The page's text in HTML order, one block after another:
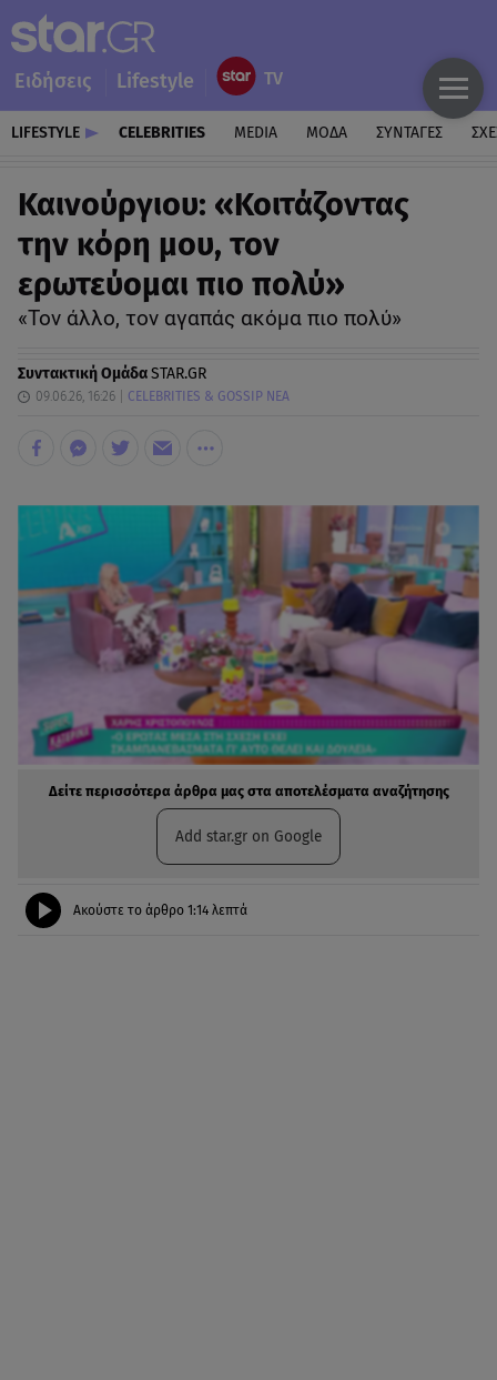
Ειδήσεις Lifestyle
LIFESTYLE CELEBRITIES MEDIA ΜΟΔΑ ΣΥΝΤΑΓΕΣ
Καινούργιου: «Κοιτάζοντας
την κόρη μου, τον
ερωτεύομαι πιο πολύ»
«Τον άλλο, τον αγαπάς ακόμα πιο πολύ»
Συντακτική ΟμάδαSTAR.GR
09.06.26, 16:26 CELEBRITIES & GOSSIP ΝΕΑ
Δείτε περισσότερα άρθρα μας στα αποτελέσματα αναζήτησης
Add star.gr on Google
Ακούστε το άρθρο 1:14 λεπτά